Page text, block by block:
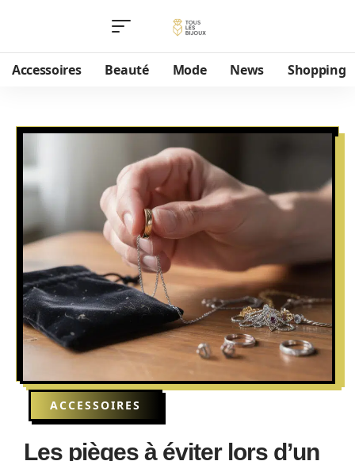
Accessoires Beauté Mode News Shopping
ACCESSOIRES
Les pièges à éviter lors d’un